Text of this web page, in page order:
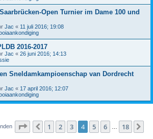
Open Turnier im Dame 100 und
Jac « 11 juli 2016; 19:08
2016-2017
Jac « 26 juni 2016; 14:13
Sneldamkampioenschap van Dordrecht
Jac « 17 april 2016; 12:07
Pagina van 18
Vorige
1 2 3 4 5 6 18